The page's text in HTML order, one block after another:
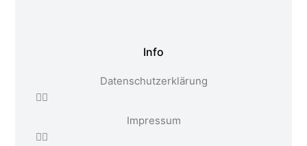
Info
Datenschutzerklärung
Impressum